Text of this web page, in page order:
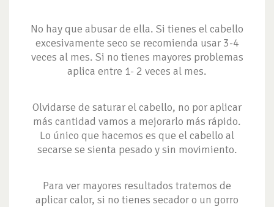
No hay que abusar de ella. Si tienes el cabello
excesivamente seco se recomienda usar 3-4
veces al mes. Si no tienes mayores problemas
aplica entre 1- 2 veces al mes.
Olvidarse de saturar el cabello, no por aplicar
más cantidad vamos a mejorarlo más rápido.
Lo único que hacemos es que el cabello al
secarse se sienta pesado y sin movimiento.
Para ver mayores resultados tratemos de
aplicar calor, si no tienes secador o un gorro